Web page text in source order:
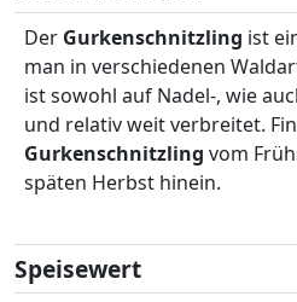
Der Gurkenschnitzling ist
man in verschiedenen
ist sowohl auf Nadel-, wie
und relativ weit verbreitet.
Gurkenschnitzling vom
späten Herbst hinein.
Speisewert